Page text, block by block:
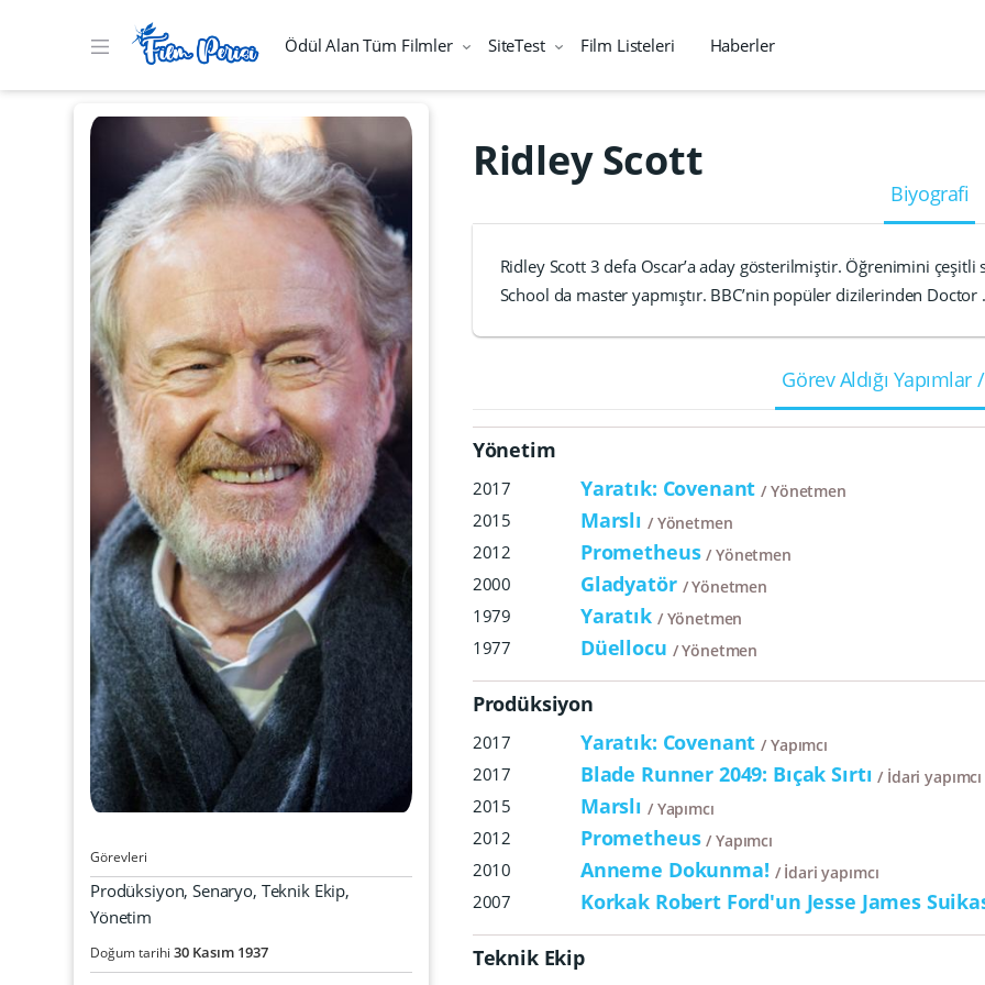
Ödül Alan Tüm Filmler SiteTest Film Listeleri Haberler
Görevleri
Prodüksiyon, Senaryo, Teknik Ekip,
Yönetim
Doğum tarihi 30 Kasım 1937
Ridley Scott
Biyografi
Ridley Scott 3 defa Oscar’a aday gösterilmiştir. Öğrenimini
School da master yapmıştır. BBC’nin popüler dizilerinden Doctor
Görev Aldığı
Yönetim
2017 Yaratık: Covenant Yönetmen
2015 Marslı Yönetmen
2012 Prometheus Yönetmen
2000 Gladyatör Yönetmen
1979 Yaratık Yönetmen
1977 Düellocu Yönetmen
Prodüksiyon
2017 Yaratık: Covenant Yapımcı
2017 Blade Runner 2049: Bıçak Sırtı İdari yapımcı
2015 Marslı Yapımcı
2012 Prometheus Yapımcı
2010 Anneme Dokunma! İdari yapımcı
2007 Korkak Robert Ford'un Jesse James
Teknik Ekip